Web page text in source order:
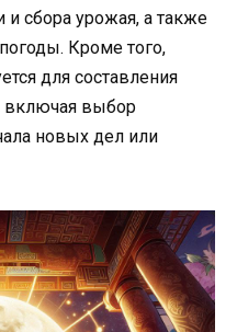
сбора урожая, а также
Кроме того,
для составления
включая выбор
новых дел или